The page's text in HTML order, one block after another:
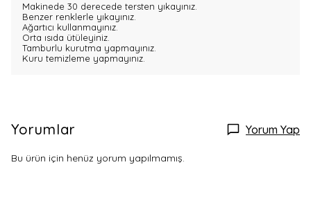
Makinede 30 derecede tersten yıkayınız.
Benzer renklerle yıkayınız.
Ağartıcı kullanmayınız.
Orta ısıda ütüleyiniz.
Tamburlu kurutma yapmayınız.
Kuru temizleme yapmayınız.
Yorumlar Yorum Yap
Bu ürün için henüz yorum yapılmamış.